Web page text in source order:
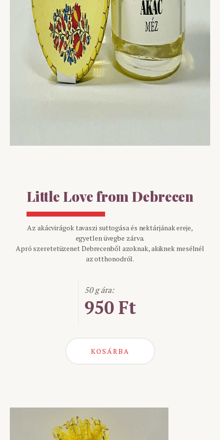
Little Love from Debrecen
Az akácvirágok tavaszi suttogása és nektárjának ereje,
egyetlen üvegbe zárva.
Apró szeretetüzenet Debrecenből azoknak, akiknek mesélnél
az otthonodról.
50 g ára:
950 Ft
KOSÁRBA